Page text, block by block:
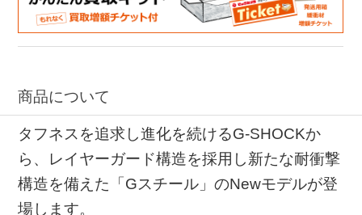
商品について
タフネスを追求し進化を続けるG-SHOCKか
ら、レイヤーガード構造を採用し新たな耐衝撃
構造を備えた「Gスチール」のNewモデルが登
場します。